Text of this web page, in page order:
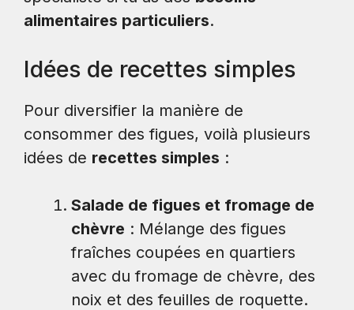
alimentaires particuliers.
Idées de recettes simples
Pour diversifier la manière de
consommer des figues, voilà plusieurs
idées de recettes simples :
Salade de figues et fromage de
chèvre : Mélange des figues
fraîches coupées en quartiers
avec du fromage de chèvre, des
noix et des feuilles de roquette.